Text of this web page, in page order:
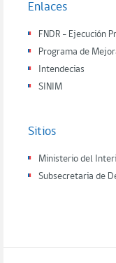
Enlaces
FNDR - Ejecución
Programa de
Intendecias
SINIM
Sitios
Ministerio del
Subsecretaria de